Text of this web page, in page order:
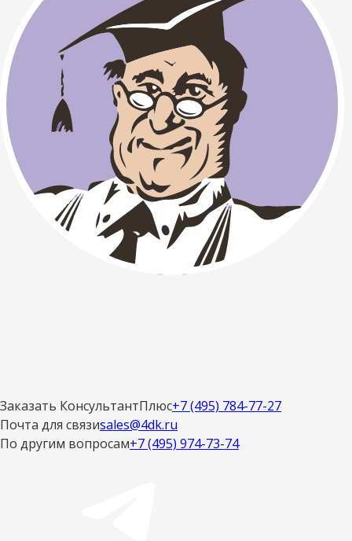
Заказать КонсультантПлюс+7 (495) 784-77-27
Почта для связиsales@4dk.ru
По другим вопросам+7 (495) 974-73-74